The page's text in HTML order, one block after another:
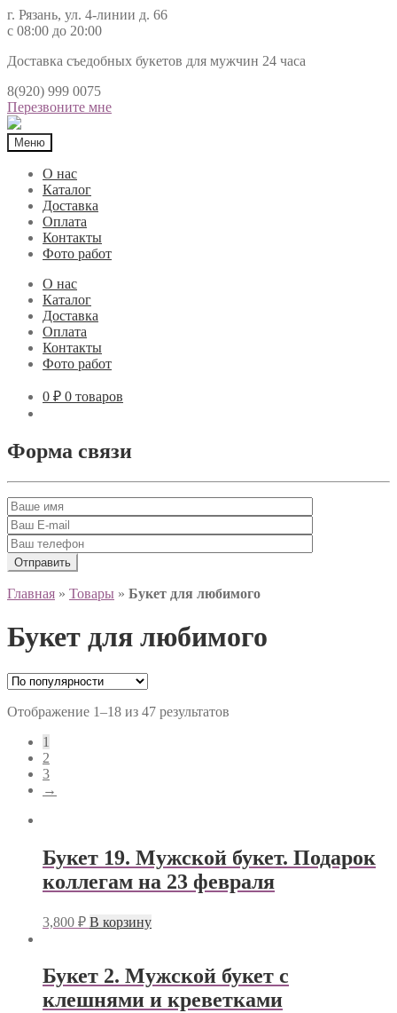
г. Рязань, ул. 4-линии д. 66
с 08:00 до 20:00
Доставка съедобных букетов для мужчин 24 часа
8(920) 999 0075
Перезвоните мне
Меню
О нас
Каталог
Доставка
Оплата
Контакты
Фото работ
О нас
Каталог
Доставка
Оплата
Контакты
Фото работ
0 ₽ 0 товаров
Форма связи
Главная » Товары » Букет для любимого
Букет для любимого
Отображение 1–18 из 47 результатов
1
2
3
→
Букет 19. Мужской букет. Подарок
коллегам на 23 февраля
3,800 ₽ В корзину
Букет 2. Мужской букет с
клешнями и креветками